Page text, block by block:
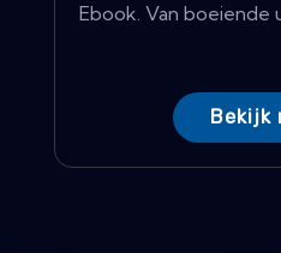
Ebook. Van boeiende
Bekijk